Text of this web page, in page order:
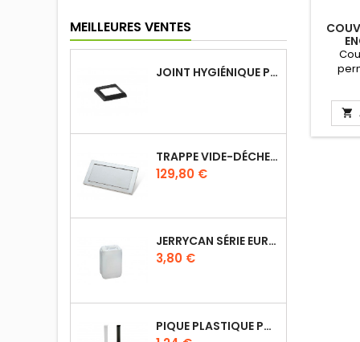
MEILLEURES VENTES
JOINT HYGIÉNIQUE POUR ANNEAU TUBE 40 X 40 MM NOIR
TRAPPE VIDE-DÉCHETS BASCULANT ENCASTRABLE EN INOX
Prix
129,80 €
JERRYCAN SÉRIE EURO UN DIN 61
Prix
3,80 €
PIQUE PLASTIQUE POUR ÉTIQUETTES SUR LES PLATS EN VITRINE
